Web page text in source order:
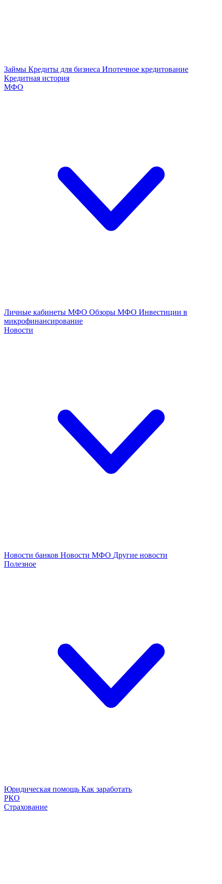
Займы Кредиты для бизнеса Ипотечное кредитование
Кредитная история
МФО
Личные кабинеты МФО Обзоры МФО Инвестиции в
микрофинансирование
Новости
Новости банков Новости МФО Другие новости
Полезное
Юридическая помощь Как заработать
РКО
Страхование